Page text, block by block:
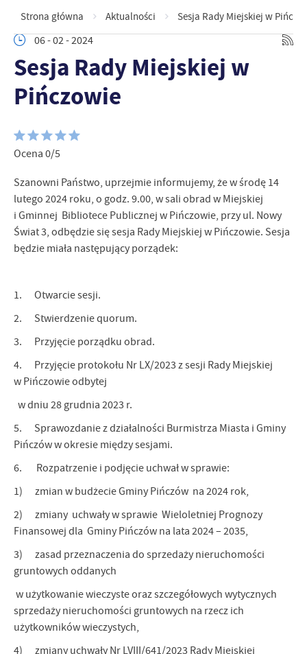
Strona główna Aktualności
Sesja Rady Miejskiej w
06 - 02 - 2024
Sesja Rady Miejskiej w
Pińczowie
Ocena 0/5
Szanowni Państwo, uprzejmie informujemy, że w środę 14
lutego 2024 roku, o godz. 9.00, w sali obrad w Miejskiej
i Gminnej Bibliotece Publicznej w Pińczowie, przy ul. Nowy
Świat 3, odbędzie się sesja Rady Miejskiej w Pińczowie. Sesja
będzie miała następujący porządek:
1. Otwarcie sesji.
2. Stwierdzenie quorum.
3. Przyjęcie porządku obrad.
4. Przyjęcie protokołu Nr LX/2023 z sesji Rady Miejskiej
w Pińczowie odbytej
w dniu 28 grudnia 2023 r.
5. Sprawozdanie z działalności Burmistrza Miasta i Gminy
Pińczów w okresie między sesjami.
6. Rozpatrzenie i podjęcie uchwał w sprawie:
1) zmian w budżecie Gminy Pińczów na 2024 rok,
2) zmiany uchwały w sprawie Wieloletniej Prognozy
Finansowej dla Gminy Pińczów na lata 2024 – 2035,
3) zasad przeznaczenia do sprzedaży nieruchomości
gruntowych oddanych
w użytkowanie wieczyste oraz szczegółowych wytycznych
sprzedaży nieruchomości gruntowych na rzecz ich
użytkowników wieczystych,
4) zmiany uchwały Nr LVIII/641/2023 Rady Miejskiej